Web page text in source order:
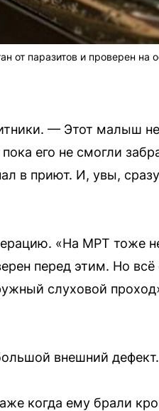
от паразитов и проверен на
— Этот малыш
его не смогли
в приют. И, увы, сразу
«На МРТ тоже
перед этим. Но
слуховой
внешний дефект.
когда ему брали